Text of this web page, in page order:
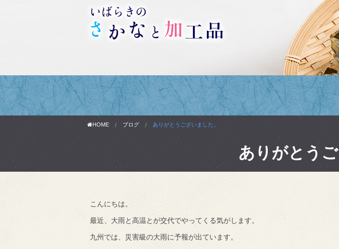
HOME ブログ ありがとうございました。
ありがとうご
こんにちは。
最近、大雨と高温とが交代でやってくる気がします。
九州では、災害級の大雨に予報が出ています。